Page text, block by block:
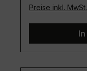
Preise inkl.